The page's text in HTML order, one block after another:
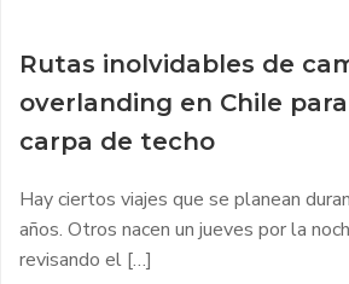
Rutas inolvidables de
overlanding en Chile
carpa de techo
Hay ciertos viajes que se planean
años. Otros nacen un jueves por la
revisando el […]